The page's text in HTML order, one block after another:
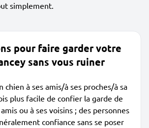
simplement.
pour faire garder votre
sans vous ruiner
chien à ses amis/à ses proches/à sa
plus facile de confier la garde de
ou à ses voisins ; des personnes
confiance sans se poser